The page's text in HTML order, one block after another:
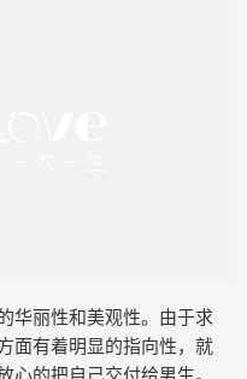
华丽性和美观性。由于求
面有着明显的指向性，就